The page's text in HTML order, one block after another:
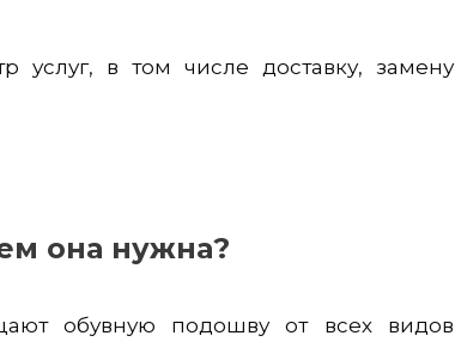
услуг, в том числе доставку, замену
она нужна?
обувную подошву от всех видов